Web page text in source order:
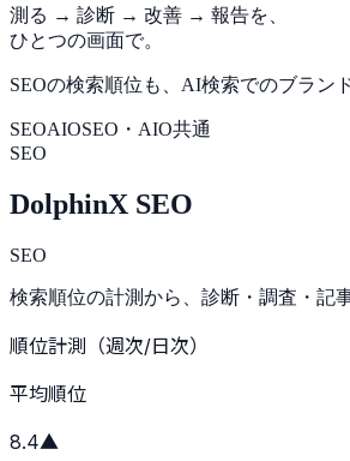
測る → 診断 → 改善 → 報告を、
ひとつの画面で。
SEOの検索順位も、AI検索でのブラン
SEOAIOSEO・AIO共通
SEO
DolphinX SEO
SEO
検索順位の計測から、診断・調査・記
順位計測（週次/日次）
平均順位
8.4▲